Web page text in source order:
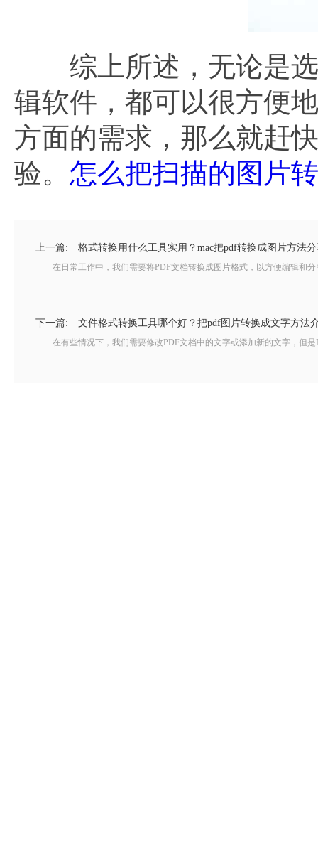
综上所述，无论是选
辑软件，都可以很方便
方面的需求，那么就赶
验。 怎么把扫描的图片
上一篇: 格式转换用什么工具实用？mac把pdf转换成图片方法
在日常工作中，我们需要将PDF文档转换成图片格式，以方便编辑和分
下一篇: 文件格式转换工具哪个好？把pdf图片转换成文字方法
在有些情况下，我们需要修改PDF文档中的文字或添加新的文字，但是